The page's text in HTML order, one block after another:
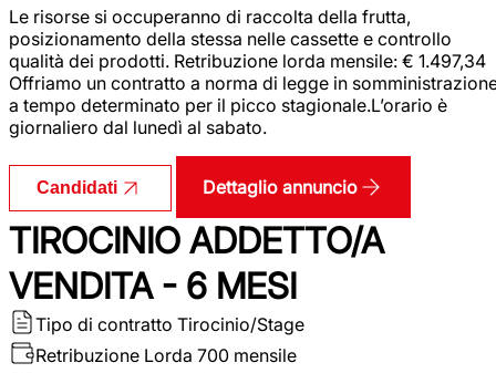
Le risorse si occuperanno di raccolta della frutta,
posizionamento della stessa nelle cassette e controllo
qualità dei prodotti. Retribuzione lorda mensile: € 1.497,34
Offriamo un contratto a norma di legge in
a tempo determinato per il picco stagionale.L’orario è
giornaliero dal lunedì al sabato.
Candidati Dettaglio annuncio
TIROCINIO ADDETTO/A
VENDITA - 6 MESI
Tipo di contratto Tirocinio/Stage
Retribuzione Lorda 700 mensile